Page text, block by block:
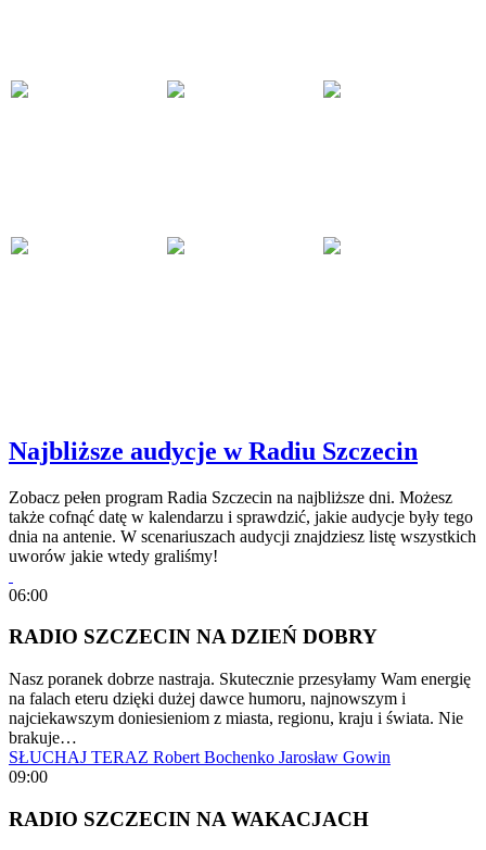
Najbliższe audycje w Radiu Szczecin
Zobacz pełen program Radia Szczecin na najbliższe dni. Możesz
także cofnąć datę w kalendarzu i sprawdzić, jakie audycje były tego
dnia na antenie. W scenariuszach audycji znajdziesz listę wszystkich
uworów jakie wtedy graliśmy!
06:00
RADIO SZCZECIN NA DZIEŃ DOBRY
Nasz poranek dobrze nastraja. Skutecznie przesyłamy Wam energię
na falach eteru dzięki dużej dawce humoru, najnowszym i
najciekawszym doniesieniom z miasta, regionu, kraju i świata. Nie
brakuje…
SŁUCHAJ TERAZ Robert Bochenko Jarosław Gowin
09:00
RADIO SZCZECIN NA WAKACJACH